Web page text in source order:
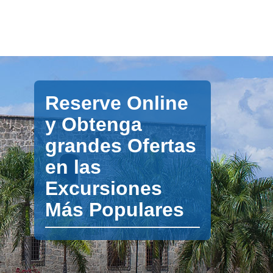
Reserve Online
y Obtenga
grandes Ofertas
en las
Excursiones
Más Populares